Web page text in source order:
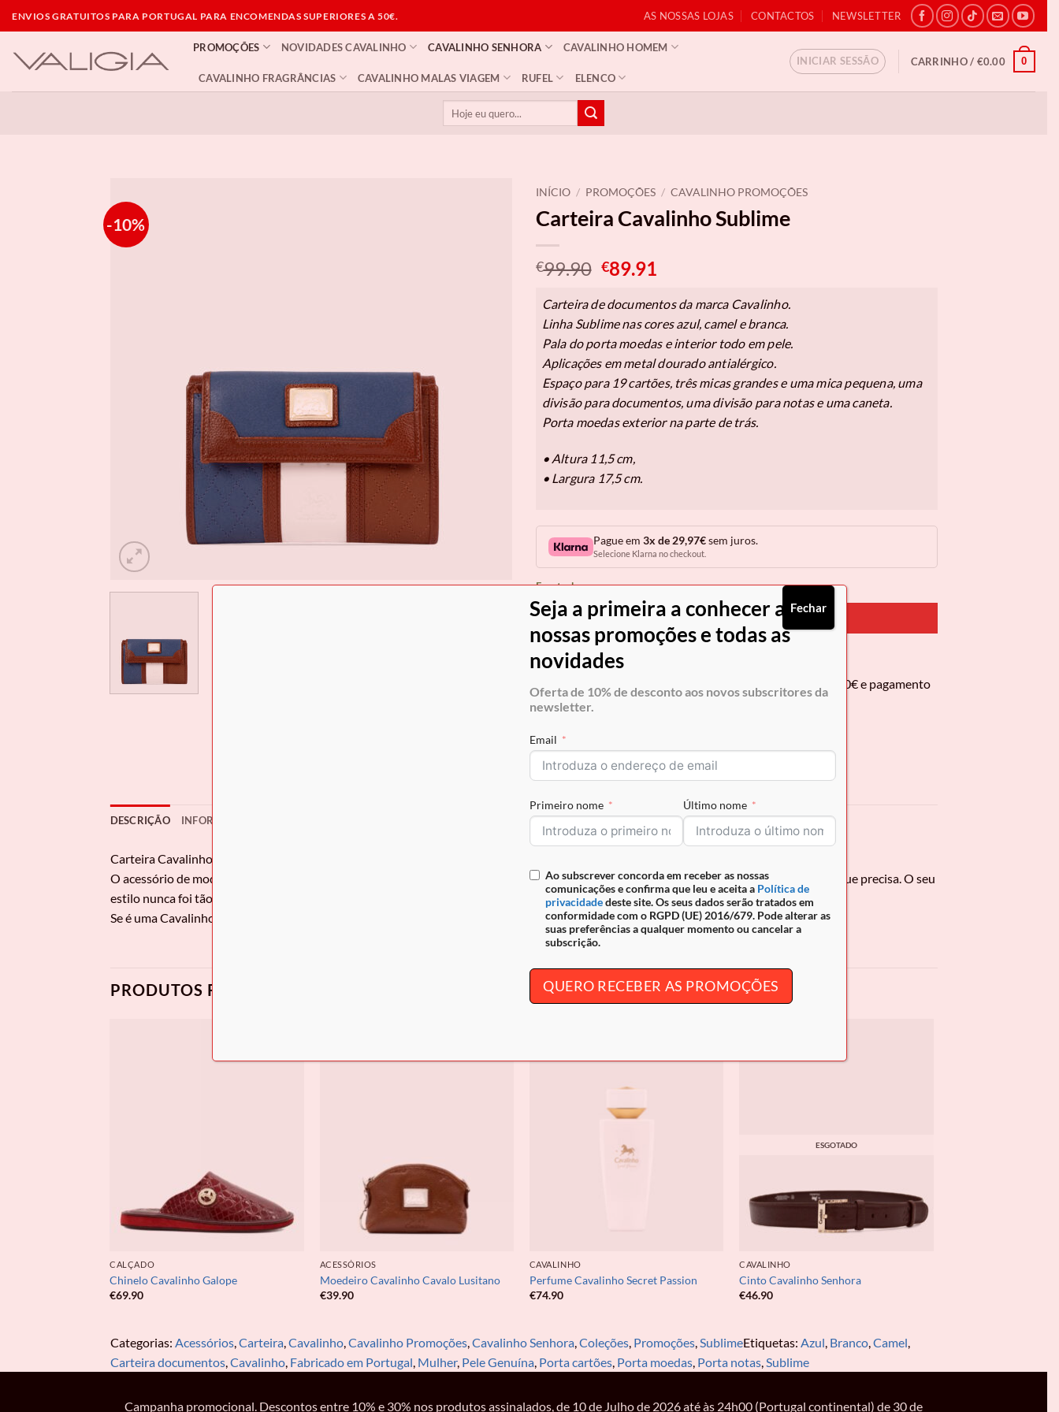
to
content
ENVIOS GRATUITOS PARA PORTUGAL PARA ENCOMENDAS SUPERIORES A 50€. AS NOSSAS LOJAS CONTACTOS NEWSLETTER
PROMOÇÕES NOVIDADES CAVALINHO CAVALINHO SENHORA CAVALINHO HOMEM
CAVALINHO FRAGRÂNCIAS CAVALINHO MALAS VIAGEM RUFEL ELENCO
INICIAR SESSÃO CARRINHO / €0.00 0
-10%
INÍCIO / PROMOÇÕES / CAVALINHO PROMOÇÕES
Carteira Cavalinho Sublime
€99.90 O
original
era:
€99.90.
€89.91
atual
é:
€89.91.
Carteira de documentos da marca Cavalinho.
Linha Sublime nas cores azul, camel e branca.
Pala do porta moedas e interior todo em pele.
Aplicações em metal dourado antialérgico.
Espaço para 19 cartões, três micas grandes e uma mica pequena, uma
divisão para documentos, uma divisão para notas e uma caneta.
Porta moedas exterior na parte de trás.
• Altura 11,5 cm,
• Largura 17,5 cm.
Pague em 3x de 29,97€sem juros.
Selecione Klarna no checkout.
Em stock
COMPRAR AGORA
Envio grátis para Portugal em encomendas superiores a 50€ e pagamento
seguro
REF:26060205.48.99
DESCRIÇÃO INFORMAÇÃO ADICIONAL
Carteira Cavalinho
O acessório de moda que faltava! Carteira para documentos, tamanho médio. Design seguro e prático, garantindo proteção para tudo o que precisa. O seu
estilo nunca foi tão prático!
Se é uma Cavalinho Lover e acompanha o nosso site, siga-nos nas nossas redes sociais,Facebooke Instagram.
PRODUTOS RELACIONADOS
CALÇADO
Chinelo Cavalinho Galope
€69.90
ACESSÓRIOS
Moedeiro Cavalinho Cavalo Lusitano
€39.90
CAVALINHO
Perfume Cavalinho Secret Passion
€74.90
ESGOTADO
CAVALINHO
Cinto Cavalinho Senhora
€46.90
Categorias: Acessórios,Carteira,Cavalinho,Cavalinho Promoções,Cavalinho Senhora,Coleções, Promoções,SublimeEtiquetas: Azul, Branco,Camel,
Carteira documentos,Cavalinho, Fabricado em Portugal, Mulher, Pele Genuína, Porta cartões, Porta moedas, Porta notas,Sublime
Campanha promocional. Descontos entre 10% e 30% nos produtos assinalados, de 10 de Julho de 2026 até às 24h00 (Portugal continental) de 30 de
Seja a primeira a conhecer as
nossas promoções e todas as
novidades
Oferta de 10% de desconto aos novos subscritores da
newsletter.
Email
Primeiro nome Último nome
Ao subscrever concorda em receber as nossas
comunicações e confirma que leu e aceita a Política de
privacidadedeste site. Os seus dados serão tratados em
conformidade com o RGPD (UE) 2016/679. Pode alterar as
suas preferências a qualquer momento ou cancelar a
subscrição.
QUERO RECEBER AS PROMOÇÕES
Fechar